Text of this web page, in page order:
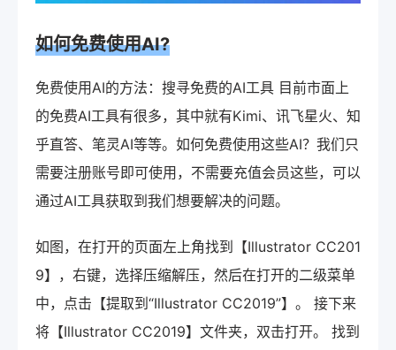
如何免费使用AI?
免费使用AI的方法：搜寻免费的AI工具 目前市面上
的免费AI工具有很多，其中就有Kimi、讯飞星火、知
乎直答、笔灵AI等等。如何免费使用这些AI？我们只
需要注册账号即可使用，不需要充值会员这些，可以
通过AI工具获取到我们想要解决的问题。
如图，在打开的页面左上角找到【Illustrator CC201
9】，右键，选择压缩解压，然后在打开的二级菜单
中，点击【提取到“Illustrator CC2019”】。 接下来
将【Illustrator CC2019】文件夹，双击打开。 找到